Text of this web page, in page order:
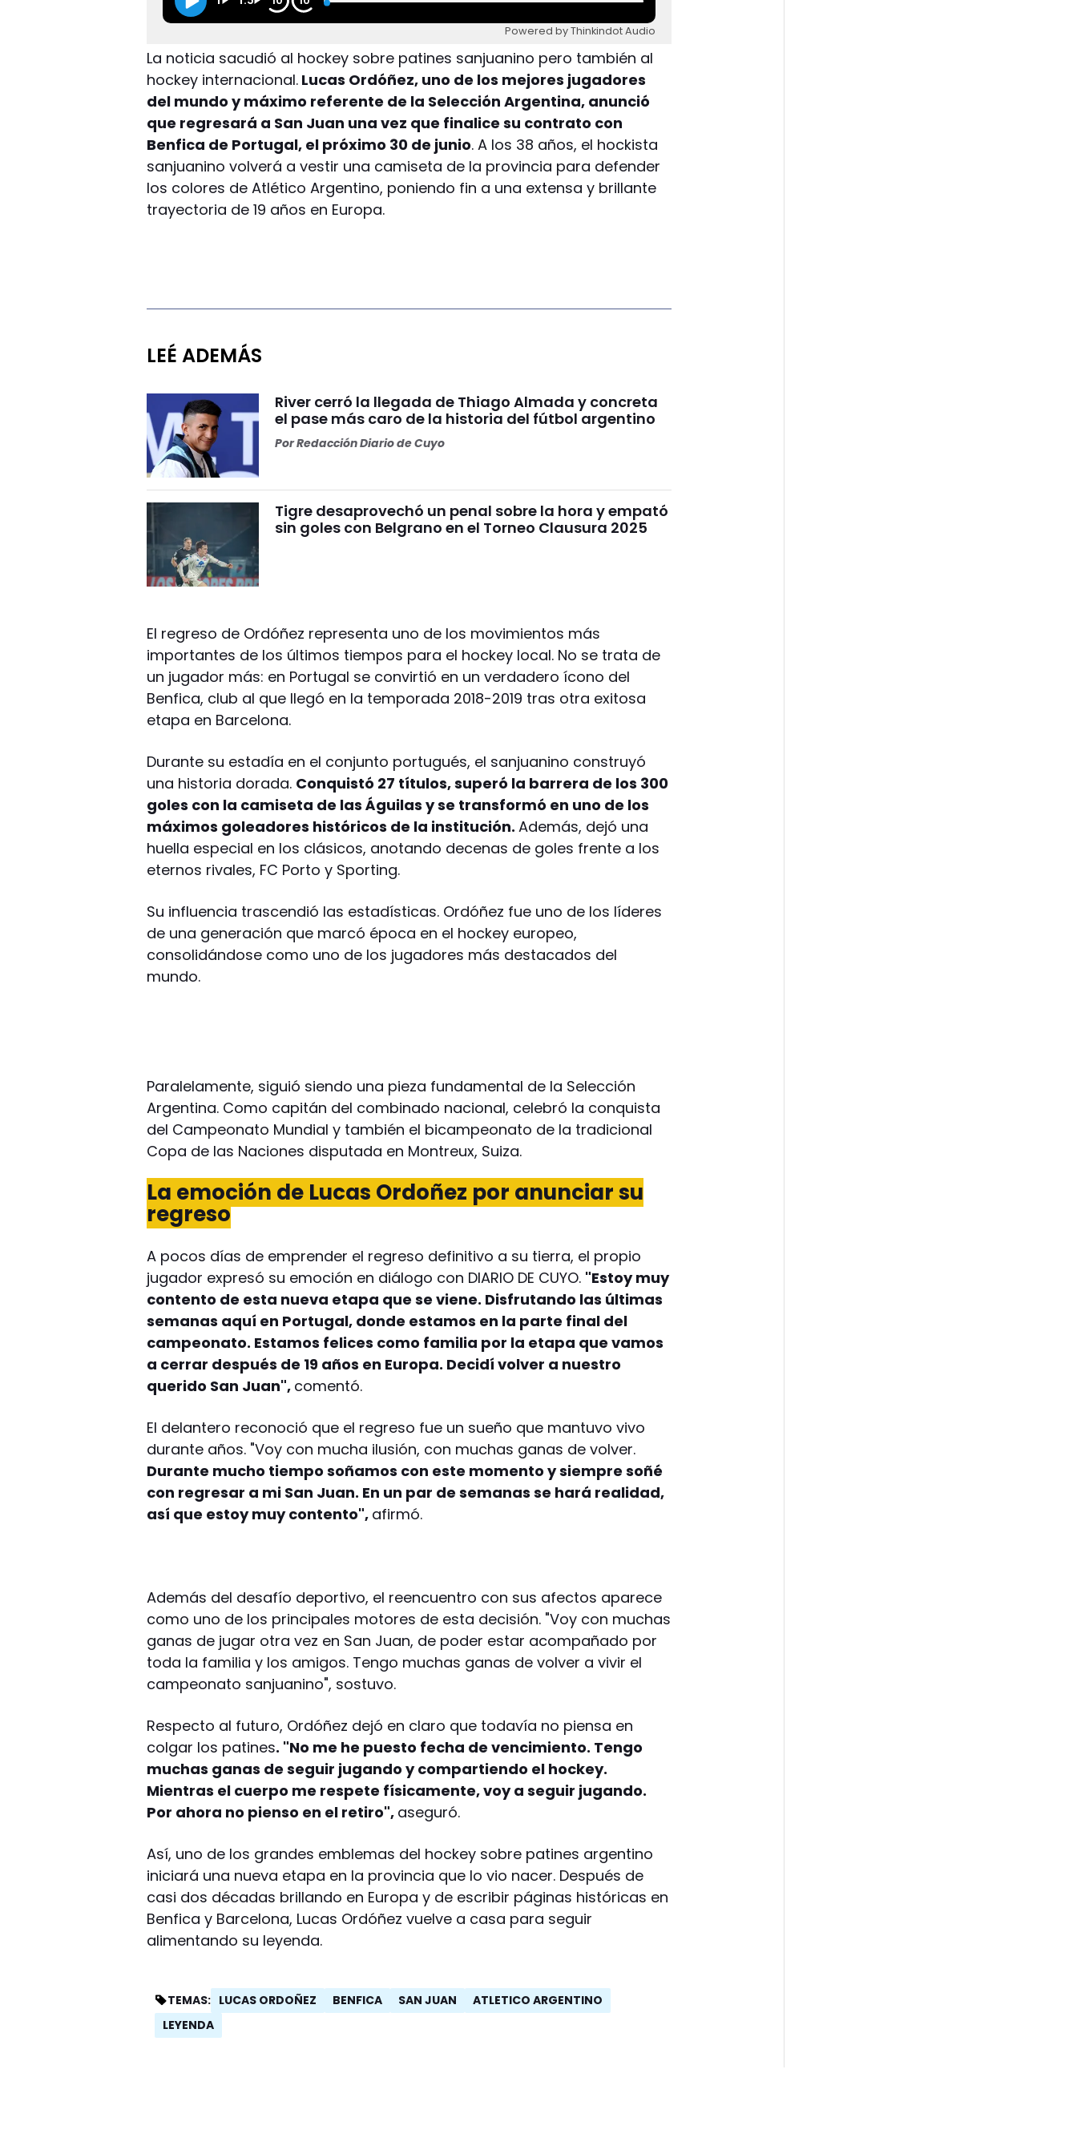
Powered by Thinkindot Audio
La noticia sacudió al hockey sobre patines sanjuanino pero también al
hockey internacional. Lucas Ordóñez, uno de los mejores jugadores
del mundo y máximo referente de la Selección Argentina, anunció
que regresará a San Juan una vez que finalice su contrato con
Benfica de Portugal, el próximo 30 de junio. A los 38 años, el hockista
sanjuanino volverá a vestir una camiseta de la provincia para defender
los colores de Atlético Argentino, poniendo fin a una extensa y brillante
trayectoria de 19 años en Europa.
LEÉ ADEMÁS
River cerró la llegada de Thiago Almada y concreta
el pase más caro de la historia del fútbol argentino
PorRedacción Diario de Cuyo
Tigre desaprovechó un penal sobre la hora y empató
sin goles con Belgrano en el Torneo Clausura 2025
El regreso de Ordóñez representa uno de los movimientos más
importantes de los últimos tiempos para el hockey local. No se trata de
un jugador más: en Portugal se convirtió en un verdadero ícono del
Benfica, club al que llegó en la temporada 2018-2019 tras otra exitosa
etapa en Barcelona.
Durante su estadía en el conjunto portugués, el sanjuanino construyó
una historia dorada. Conquistó 27 títulos, superó la barrera de los 300
goles con la camiseta de las Águilas y se transformó en uno de los
máximos goleadores históricos de la institución.Además, dejó una
huella especial en los clásicos, anotando decenas de goles frente a los
eternos rivales, FC Porto y Sporting.
Su influencia trascendió las estadísticas. Ordóñez fue uno de los líderes
de una generación que marcó época en el hockey europeo,
consolidándose como uno de los jugadores más destacados del
mundo.
Paralelamente, siguió siendo una pieza fundamental de la Selección
Argentina. Como capitán del combinado nacional, celebró la conquista
del Campeonato Mundial y también el bicampeonato de la tradicional
Copa de las Naciones disputada en Montreux, Suiza.
La emoción de Lucas Ordoñez por anunciar su
regreso
A pocos días de emprender el regreso definitivo a su tierra, el propio
jugador expresó su emoción en diálogo con DIARIO DE CUYO. "Estoy muy
contento de esta nueva etapa que se viene. Disfrutando las últimas
semanas aquí en Portugal, donde estamos en la parte final del
campeonato. Estamos felices como familia por la etapa que vamos
a cerrar después de 19 años en Europa. Decidí volver a nuestro
querido San Juan", comentó.
El delantero reconoció que el regreso fue un sueño que mantuvo vivo
durante años. "Voy con mucha ilusión, con muchas ganas de volver.
Durante mucho tiempo soñamos con este momento y siempre soñé
con regresar a mi San Juan. En un par de semanas se hará realidad,
así que estoy muy contento", afirmó.
Además del desafío deportivo, el reencuentro con sus afectos aparece
como uno de los principales motores de esta decisión. "Voy con muchas
ganas de jugar otra vez en San Juan, de poder estar acompañado por
toda la familia y los amigos. Tengo muchas ganas de volver a vivir el
campeonato sanjuanino", sostuvo.
Respecto al futuro, Ordóñez dejó en claro que todavía no piensa en
colgar los patines. "No me he puesto fecha de vencimiento. Tengo
muchas ganas de seguir jugando y compartiendo el hockey.
Mientras el cuerpo me respete físicamente, voy a seguir jugando.
Por ahora no pienso en el retiro", aseguró.
Así, uno de los grandes emblemas del hockey sobre patines argentino
iniciará una nueva etapa en la provincia que lo vio nacer. Después de
casi dos décadas brillando en Europa y de escribir páginas históricas en
Benfica y Barcelona, Lucas Ordóñez vuelve a casa para seguir
alimentando su leyenda.
TEMAS: LUCAS ORDOÑEZ BENFICA SAN JUAN
ATLETICO ARGENTINO
LEYENDA